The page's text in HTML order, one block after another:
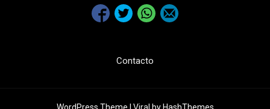
Contacto
WordPress Theme | Viral by HashThemes